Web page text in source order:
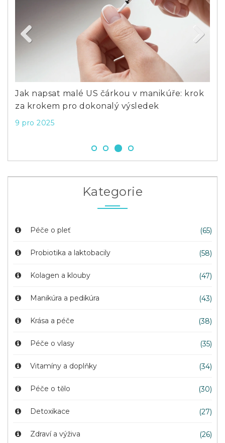
Jak napsat malé US čárkou v manikúře: krok
za krokem pro dokonalý výsledek
9 pro 2025
Kategorie
Péče o pleť (65)
Probiotika a laktobacily (58)
Kolagen a klouby (47)
Manikúra a pedikúra (43)
Krása a péče (38)
Péče o vlasy (35)
Vitamíny a doplňky (34)
Péče o tělo (30)
Detoxikace (27)
Zdraví a výživa (26)